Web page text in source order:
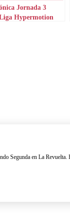
Jornada 3
Hypermotion
Segunda en La